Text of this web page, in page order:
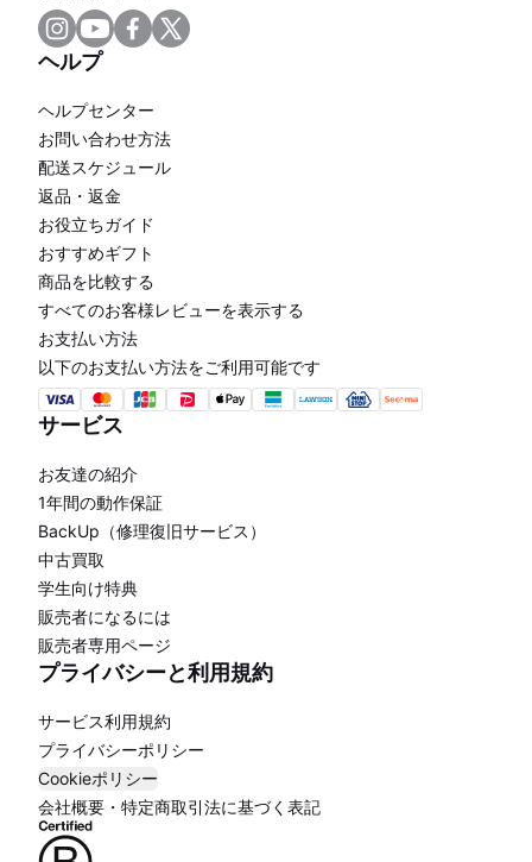
ヘルプ
ヘルプセンター
お問い合わせ方法
配送スケジュール
返品・返金
お役立ちガイド
おすすめギフト
商品を比較する
すべてのお客様レビューを表示する
お支払い方法
以下のお支払い方法をご利用可能です
サービス
お友達の紹介
1年間の動作保証
BackUp（修理復旧サービス）
中古買取
学生向け特典
販売者になるには
販売者専用ページ
プライバシーと利用規約
サービス利用規約
プライバシーポリシー
Cookieポリシー
会社概要・特定商取引法に基づく表記